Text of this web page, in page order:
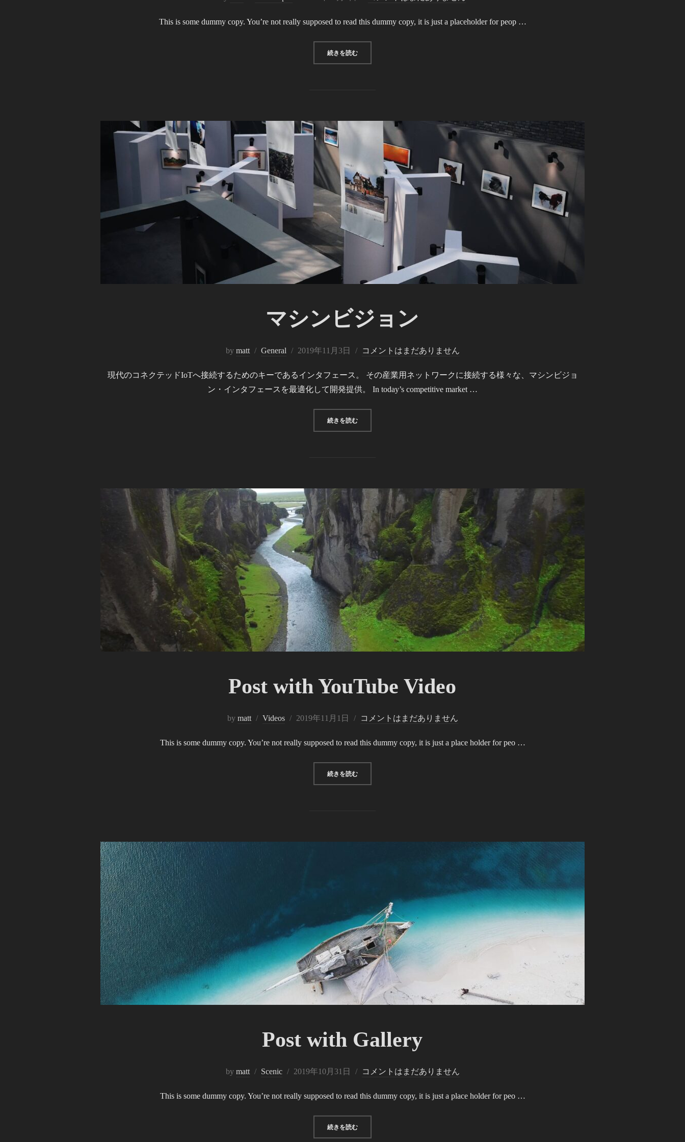
日:
This is some dummy copy. You’re not really supposed to read this dummy copy, it is just a placeholder for peop …
続きを読む“GUTENBERG SAMPLE POST”
マシンビジョン
by matt General
投
日:
2019年11月3日 コメントはまだありません
現代のコネクテッドIoTへ接続するためのキーであるインタフェース。 その産業用ネットワークに接続する様々な、マシンビジョ
ン・インタフェースを最適化して開発提供。 In today’s competitive market …
続きを読む“マシンビジョン”
Post with YouTube Video
by matt Videos
投
日:
2019年11月1日 コメントはまだありません
This is some dummy copy. You’re not really supposed to read this dummy copy, it is just a place holder for peo …
続きを読む“POST WITH YOUTUBE VIDEO”
Post with Gallery
by matt Scenic
投
日:
2019年10月31日 コメントはまだありません
This is some dummy copy. You’re not really supposed to read this dummy copy, it is just a place holder for peo …
続きを読む“POST WITH GALLERY”